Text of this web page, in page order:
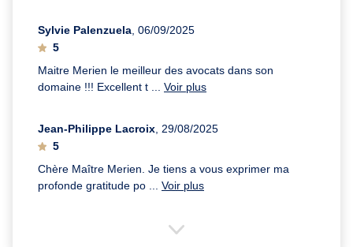
Sylvie Palenzuela, 06/09/2025
5
Maitre Merien le meilleur des avocats dans son
domaine !!! Excellent t ... Voir plus
Jean-Philippe Lacroix, 29/08/2025
5
Chère Maître Merien. Je tiens a vous exprimer ma
profonde gratitude po ... Voir plus